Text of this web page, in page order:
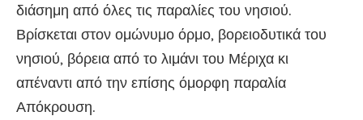
διάσημη από όλες τις παραλίες του νησιού.
Βρίσκεται στον ομώνυμο όρμο, βορειοδυτικά του
νησιού, βόρεια από το λιμάνι του Μέριχα κι
απέναντι από την επίσης όμορφη παραλία
Απόκρουση.